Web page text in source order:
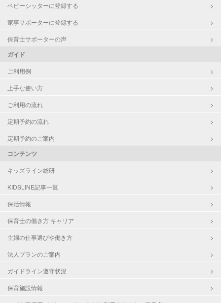
ベビーシッターに登録する
家事サポーターに登録する
保育士サポーターの声
ガイド
ご利用例
上手な使い方
ご利用の流れ
定期予約の流れ
定期予約のご案内
コンテンツ
キッズライン総研
KIDSLINE記事一覧
保活情報
保育士の働き方 キャリア
主婦の仕事選びや働き方
法人プランのご案内
ガイドライン遵守状況
保育施設情報